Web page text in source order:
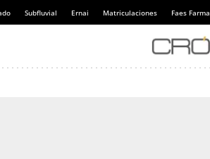
Subfluvial Ernai Matriculaciones Faes Farma